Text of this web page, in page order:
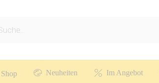
Shop Neuheiten Im Angebot